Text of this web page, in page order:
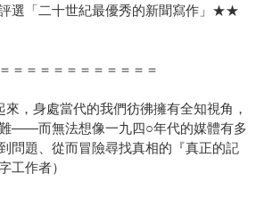
「二十世紀最優秀的新聞寫作」★★
＝＝＝＝＝＝＝＝＝＝＝
，身處當代的我們彷彿擁有全知視角，
——而無法想像一九四○年代的媒體有多
問題、從而冒險尋找真相的『真正的記
作者）